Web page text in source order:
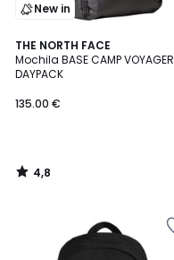
New in
THE NORTH FACE
Mochila BASE CAMP VOYAGER
DAYPACK
135.00 €
4,8
/ 5
4,8
/